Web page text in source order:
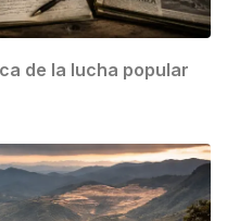
de la lucha popular